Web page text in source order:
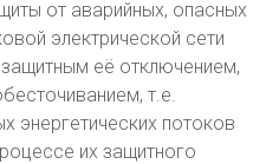
от аварийных, опасных
электрической сети
её отключением,
т.е.
энергетических потоков
их защитного